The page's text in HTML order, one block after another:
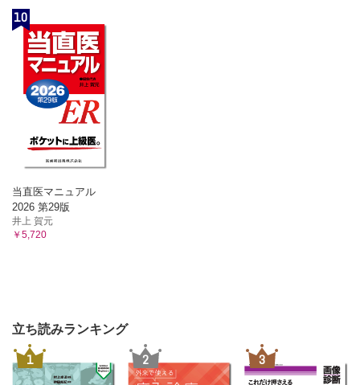
10
当直医マニュアル
2026 第29版
井上 賀元
￥5,720
立ち読みランキング
1 2 3